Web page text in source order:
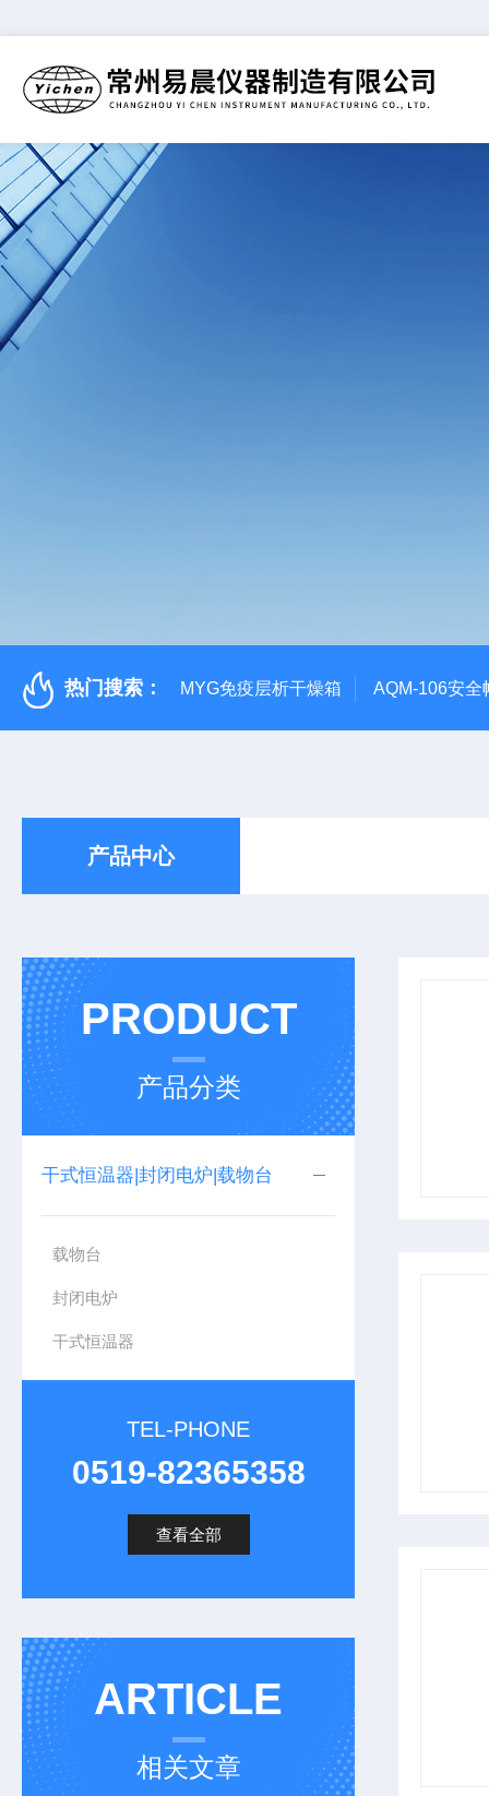
热门搜索： MYG免疫层析干燥箱 AQM-106安全
产品中心
PRODUCT
产品分类
干式恒温器|封闭电炉|载物台
载物台
封闭电炉
干式恒温器
TEL-PHONE
0519-82365358
查看全部
ARTICLE
相关文章